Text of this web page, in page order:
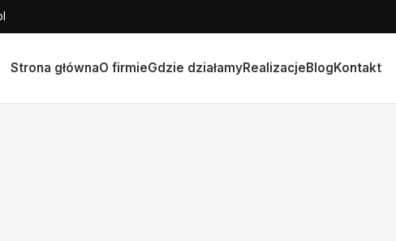
Strona głównaO firmieGdzie działamyRealizacjeBlogKontakt